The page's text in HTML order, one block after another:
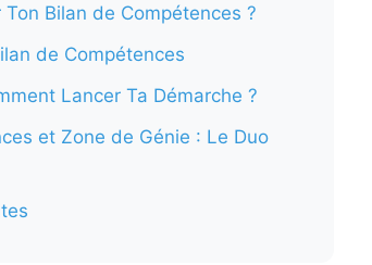
Bilan de Compétences ?
de Compétences
Lancer Ta Démarche ?
et Zone de Génie : Le Duo